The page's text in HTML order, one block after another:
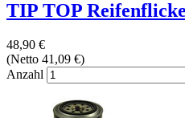
TIP TOP
48,90 €
(Netto 41,09 €)
Anzahl